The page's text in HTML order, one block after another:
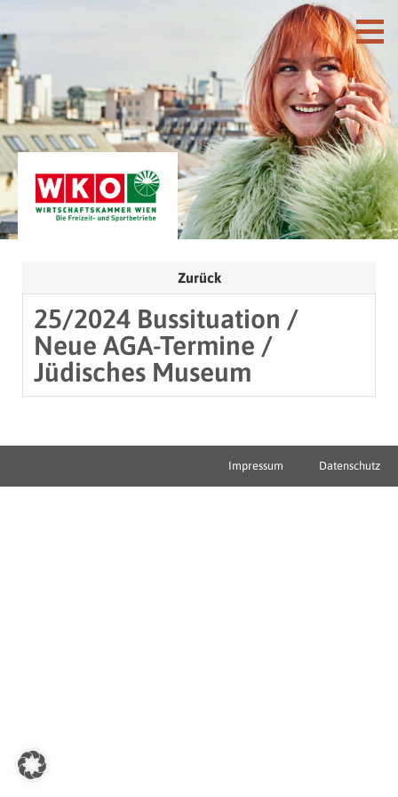
Zurück
25/2024 Bussituation /
Neue AGA-Termine /
Jüdisches Museum
Impressum Datenschutz